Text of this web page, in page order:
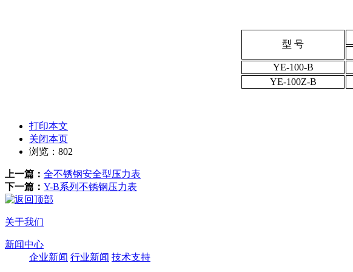
型 号
YE-100-B
YE-100Z-B
打印本文
关闭本页
浏览： 802
上一篇： 全不锈钢安全型压力表
下一篇： Y-B系列不锈钢压力表
关于我们
新闻中心
企业新闻 行业新闻 技术支持